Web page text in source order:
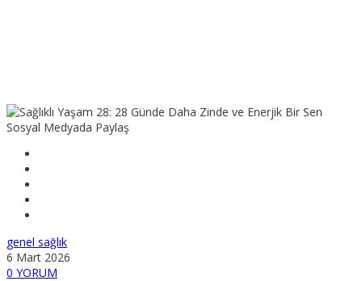
Sosyal Medyada Paylaş
genel sağlık
6 Mart 2026
0 YORUM